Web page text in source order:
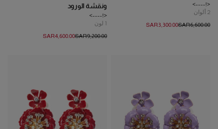
<!---->
2 ألوان
SAR‌6,600.00
SAR‌3,300.00
ونقشة الورود
<!---->
1 لون
SAR‌9,200.00
SAR‌4,600.00